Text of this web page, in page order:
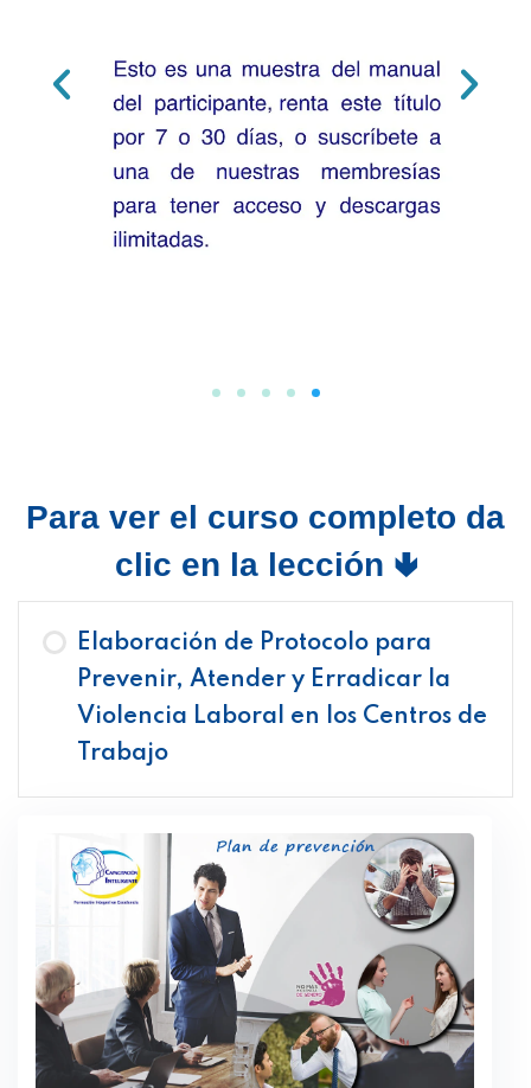
Para ver el curso completo da
clic en la lección 🢃
Elaboración de Protocolo para
Prevenir, Atender y Erradicar la
Violencia Laboral en los Centros de
Trabajo